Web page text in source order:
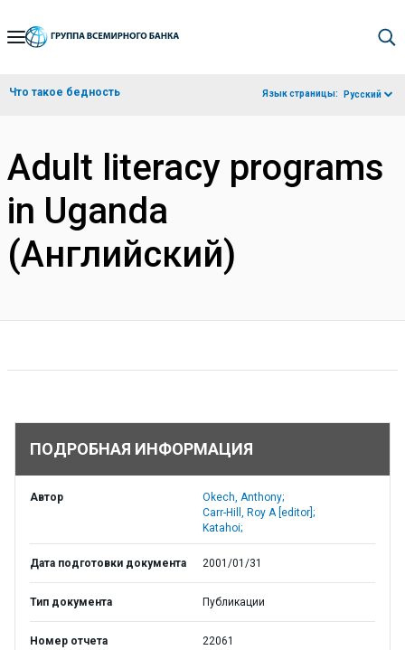
Skip
Navigation
Что такое бедность Язык страницы: Русский
Adult literacy programs
in Uganda
(Английский)
ПОДРОБНАЯ ИНФОРМАЦИЯ
Автор
Okech, Anthony;
Carr-Hill, Roy A [editor];
Katahoi;
Дата подготовки документа 2001/01/31
Тип документа Публикации
Номер отчета 22061